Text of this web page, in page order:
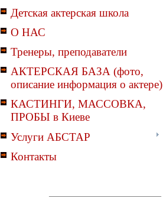
Детская актерская школа
О НАС
Тренеры, преподаватели
АКТЕРСКАЯ БАЗА (фото,
описание информация о актере)
КАСТИНГИ, МАССОВКА,
ПРОБЫ в Киеве
Услуги АБСТАР
Контакты